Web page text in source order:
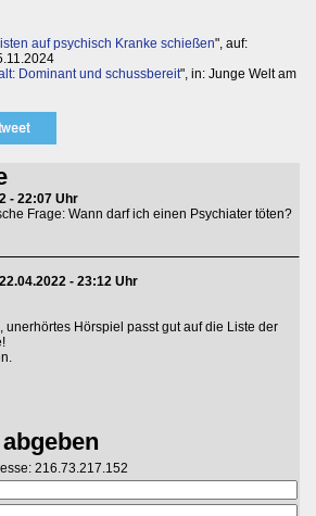
auf psychisch Kranke schießen", auf:
Dominant und schussbereit", in: Junge Welt am
- 22:07 Uhr
Frage: Wann darf ich einen Psychiater töten?
- 23:12 Uhr
unerhörtes Hörspiel passt gut auf die Liste der
216.73.217.152